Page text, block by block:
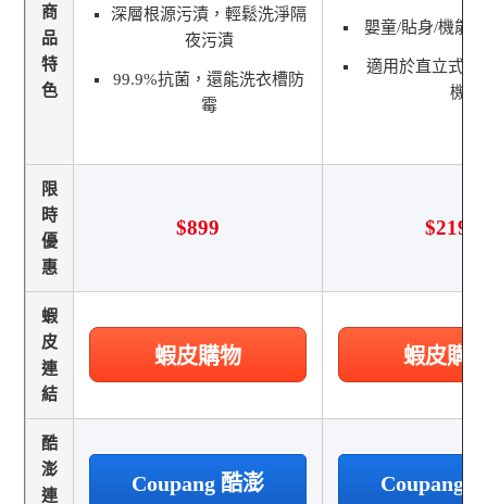
商
品
特
色
深層根源污漬，輕鬆洗淨隔
夜污漬
99.9%抗菌，還能洗衣槽防
霉
嬰童/貼身/機能
適用於直立式/
機
限
時
優
惠
$899 $219
蝦
皮
連
結
蝦皮購物 蝦皮購
酷
澎
連
Coupang 酷澎 Coupang